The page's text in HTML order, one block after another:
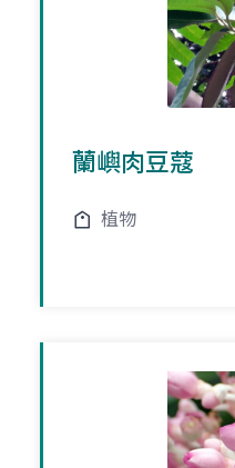
蘭嶼肉豆蔻
植物